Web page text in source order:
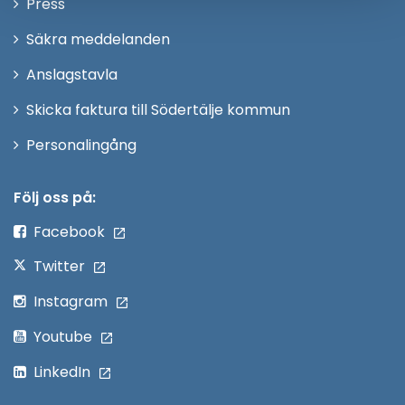
fönster
Säkra meddelanden
Anslagstavla
Skicka faktura till Södertälje kommun
PersonalingångÖppna
Följ oss på:
Facebook
Twitter
Instagram
Youtube
LinkedIn